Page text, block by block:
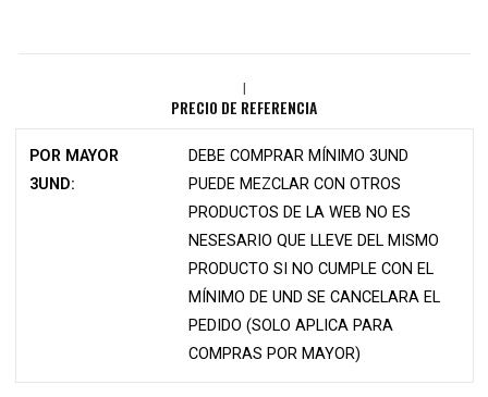
|
PRECIO DE REFERENCIA
POR MAYOR
3UND:
DEBE COMPRAR MÍNIMO 3UND
PUEDE MEZCLAR CON OTROS
PRODUCTOS DE LA WEB NO ES
NESESARIO QUE LLEVE DEL MISMO
PRODUCTO SI NO CUMPLE CON EL
MÍNIMO DE UND SE CANCELARA EL
PEDIDO (SOLO APLICA PARA
COMPRAS POR MAYOR)